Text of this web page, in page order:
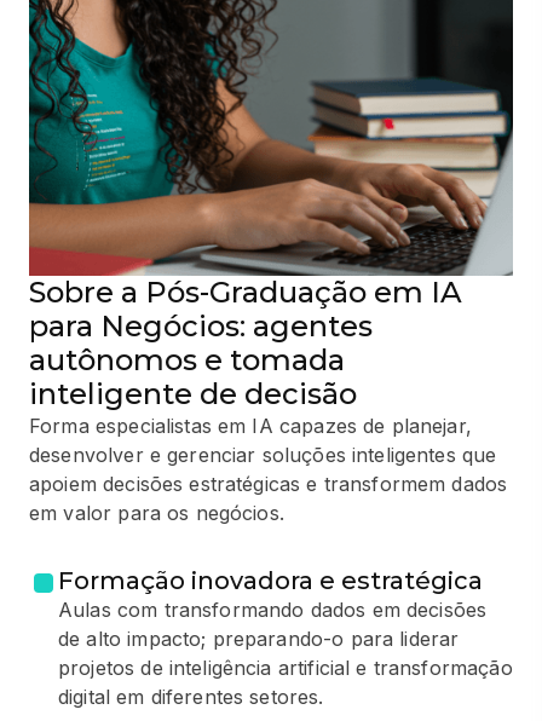
Sobre a Pós-Graduação em IA
para Negócios: agentes
autônomos e tomada
inteligente de decisão
Forma especialistas em IA capazes de planejar,
desenvolver e gerenciar soluções inteligentes que
apoiem decisões estratégicas e transformem dados
em valor para os negócios.
Formação inovadora e estratégica
Aulas com transformando dados em decisões
de alto impacto; preparando-o para liderar
projetos de inteligência artificial e transformação
digital em diferentes setores.